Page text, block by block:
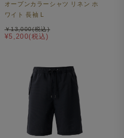
オープンカラーシャツ リネン ホ
ワイト 長袖 L
¥5,200(税込)
￥13,000(税込)